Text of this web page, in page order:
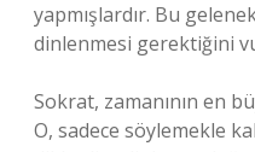
yapmışlardır. Bu
dinlenmesi gerektiğini
Sokrat, zamanının en
O, sadece söylemekle